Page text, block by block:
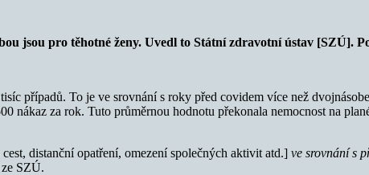
jsou pro těhotné ženy. Uvedl to Státní zdravotní ústav [SZÚ].
případů. To je ve srovnání s roky před covidem více než
za rok. Tuto průměrnou hodnotu překonala nemocnost na
distanční opatření, omezení společných aktivit atd.] ve srovnání s
SZÚ.